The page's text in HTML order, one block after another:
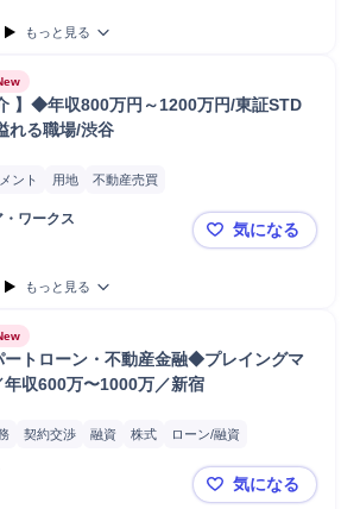
もっと見る
】◆年収800万円～1200万円/東証STD
れる職場/渋谷
ント 用地 不動産売買
ワークス
【 不動産
気になる
もっと見る
ートローン・不動産金融◆プレイングマ
収600万〜1000万／新宿
契約交渉 融資 株式
ローン/融資
マンション
営業【融資担当
気になる